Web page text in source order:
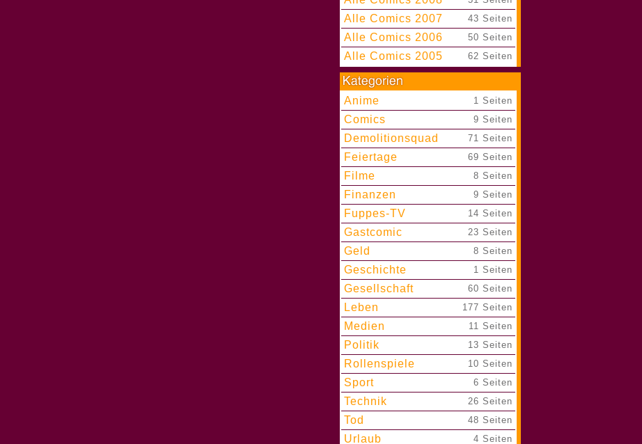
Alle Comics 2007 43 Seiten
Alle Comics 2006 50 Seiten
Alle Comics 2005 62 Seiten
Anime 1 Seiten
Comics 9 Seiten
Demolitionsquad 71 Seiten
Feiertage 69 Seiten
Filme 8 Seiten
Finanzen 9 Seiten
Fuppes-TV 14 Seiten
Gastcomic 23 Seiten
Geld 8 Seiten
Geschichte 1 Seiten
Gesellschaft 60 Seiten
Leben 177 Seiten
Medien 11 Seiten
Politik 13 Seiten
Rollenspiele 10 Seiten
Sport 6 Seiten
Technik 26 Seiten
Tod 48 Seiten
Urlaub 4 Seiten